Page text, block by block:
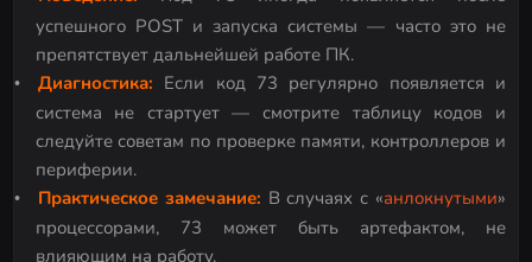
успешного POST и запуска системы — часто это не
препятствует дальнейшей работе ПК.
Диагностика: Если код 73 регулярно появляется и
система не стартует — смотрите таблицу кодов и
следуйте советам по проверке памяти, контроллеров и
периферии.
Практическое замечание: В случаях с «анлокнутыми»
процессорами, 73 может быть артефактом, не
влияющим на работу.